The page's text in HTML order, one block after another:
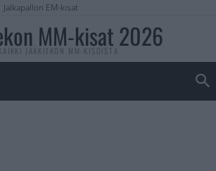
Jalkapallon EM-kisat
MM-kisat 2026
JÄÄKIEKON MM-KISOISTA